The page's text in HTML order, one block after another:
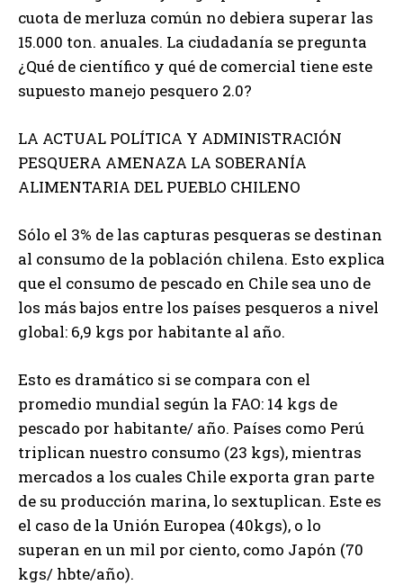
cuota de merluza común no debiera superar las
15.000 ton. anuales. La ciudadanía se pregunta
¿Qué de científico y qué de comercial tiene este
supuesto manejo pesquero 2.0?
LA ACTUAL POLÍTICA Y ADMINISTRACIÓN
PESQUERA AMENAZA LA SOBERANÍA
ALIMENTARIA DEL PUEBLO CHILENO
Sólo el 3% de las capturas pesqueras se destinan
al consumo de la población chilena. Esto explica
que el consumo de pescado en Chile sea uno de
los más bajos entre los países pesqueros a nivel
global: 6,9 kgs por habitante al año.
Esto es dramático si se compara con el
promedio mundial según la FAO: 14 kgs de
pescado por habitante/ año. Países como Perú
triplican nuestro consumo (23 kgs), mientras
mercados a los cuales Chile exporta gran parte
de su producción marina, lo sextuplican. Este es
el caso de la Unión Europea (40kgs), o lo
superan en un mil por ciento, como Japón (70
kgs/ hbte/año).